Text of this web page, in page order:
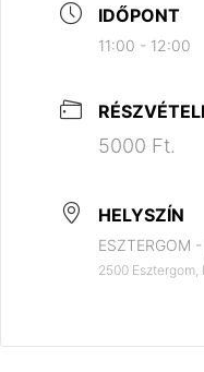
IDŐPONT
11:00 - 12:00
5000 Ft.
HELYSZÍN
ESZTERGOM
2500 Esztergom,